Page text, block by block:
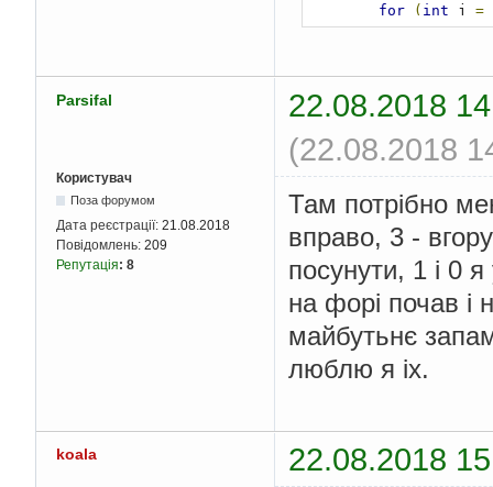
for ( int j =
            cout
<<
    cout
<< "0 -
down \nchoice:";
    cin
>> cho;
for
(;cho > 0 &&
if
(cho == 1 )
            cout
<<
            cin
>>
for (int
for
(
Parsifal
22.08.2018
(22.08.2018
Користувач
Поза форумом
Дата реєстрації: 21.08.2018
Повідомлень: 209
Репутація: 8
Там потрібно
вправо, 3 -
посунути, 1 і 0
на форі почав і
майбутьнє
люблю я іх.
koala 22.08.2018